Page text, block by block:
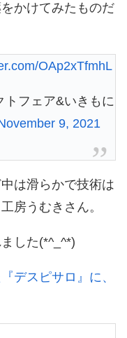
かけてみたものだ
OAp2xTfmhL
フェア&いきもに
9, 2021
は滑らかで技術は
房うむきさん。
した(*^_^*)
デスピサロ』に、